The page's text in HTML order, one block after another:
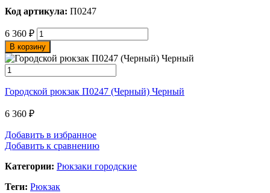
Код артикула: П0247
6 360 ₽
В корзину
Городской рюкзак П0247 (Черный) Черный
6 360 ₽
Добавить в избранное
Добавить к сравнению
Категории: Рюкзаки городские
Теги: Рюкзак